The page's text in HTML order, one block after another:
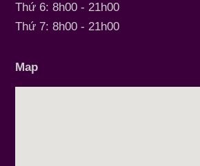
Thứ 6: 8h00 - 21h00
Thứ 7: 8h00 - 21h00
Map